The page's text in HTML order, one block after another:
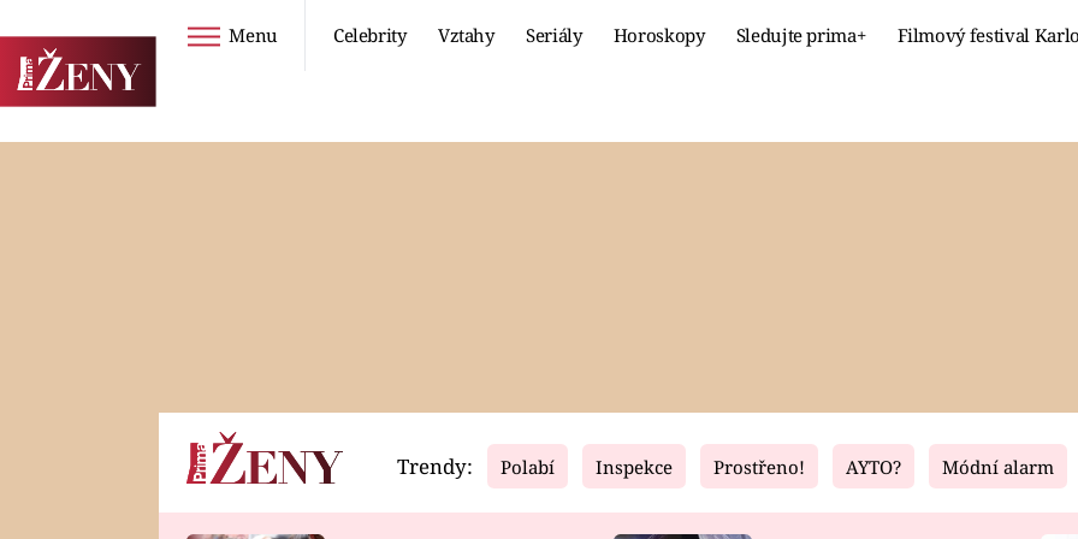
Menu Celebrity Vztahy Seriály Horoskopy Sledujte prima+ Filmový festival
Horoskopy Video Fresh Living
Trendy: Polabí Inspekce Prostřeno! AYTO? Módní alarm